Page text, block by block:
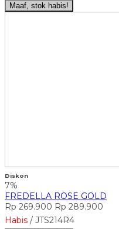
Maaf, stok habis!
Diskon
7%
FREDELLA ROSE GOLD
Rp 269.900 Rp 289.900
Habis / JTS214R4